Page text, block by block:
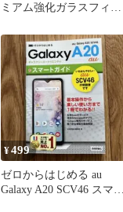
ミアム強化ガラスフィル
¥499
ゼロからはじめる au
Galaxy A20 SCV46 スマー